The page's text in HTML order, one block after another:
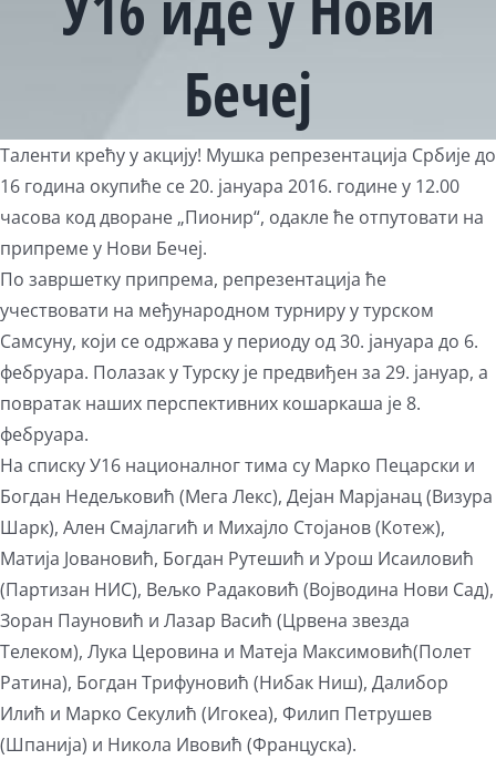
Бечеј
View
Larger
Image
Таленти крећу у акцију! Мушка репрезентација Србије до
16 година окупиће се 20. јануара 2016. године у 12.00
часова код дворане „Пионир“, одакле ће отпутовати на
припреме у Нови Бечеј.
По завршетку припрема, репрезентација ће
учествовати на међународном турниру у турском
Самсуну, који се одржава у периоду од 30. јануара до 6.
фебруара. Полазак у Турску је предвиђен за 29. јануар, а
повратак наших перспективних кошаркаша је 8.
фебруара.
На списку У16 националног тима су Марко Пецарски и
Богдан Недељковић (Мега Лекс), Дејан Марјанац (Визура
Шарк), Ален Смајлагић и Михајло Стојанов (Котеж),
Матија Јовановић, Богдан Рутешић и Урош Исаиловић
(Партизан НИС), Вељко Радаковић (Војводина Нови Сад),
Зоран Пауновић и Лазар Васић (Црвена звезда
Телеком), Лука Церовина и Матеја Максимовић(Полет
Ратина), Богдан Трифуновић (Нибак Ниш), Далибор
Илић и Марко Секулић (Игокеа), Филип Петрушев
(Шпанија) и Никола Ивовић (Француска).